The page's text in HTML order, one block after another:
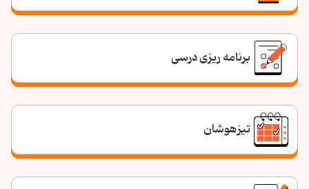
برنامه ریزی درسی
تیزهوشان